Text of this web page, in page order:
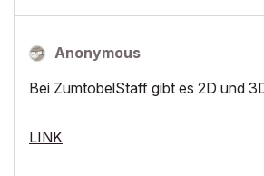
Anonymous
Bei ZumtobelStaff gibt es 2D und
LINK